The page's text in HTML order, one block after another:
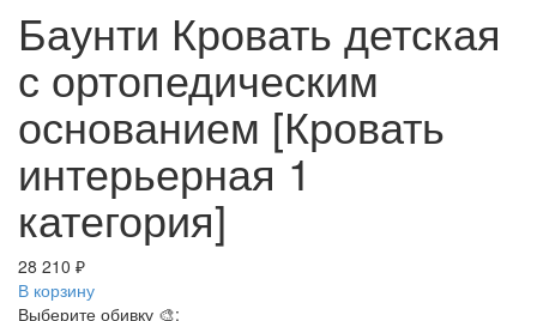
Баунти Кровать детская
с ортопедическим
основанием [Кровать
интерьерная 1
категория]
28 210 ₽
В корзину
Выберите обивку 🎨: